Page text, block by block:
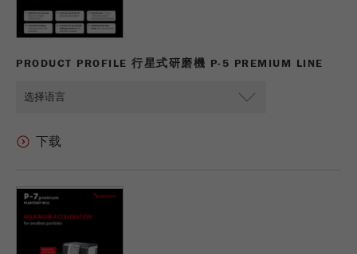
PRODUCT PROFILE 行星式研磨機 P-5 PREMIUM LINE